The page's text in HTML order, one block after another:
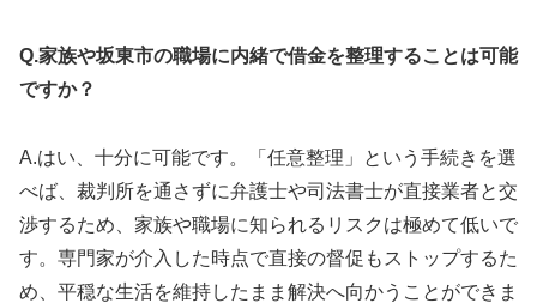
Q.家族や坂東市の職場に内緒で借金を整理することは可能
ですか？
A.はい、十分に可能です。「任意整理」という手続きを選
べば、裁判所を通さずに弁護士や司法書士が直接業者と交
渉するため、家族や職場に知られるリスクは極めて低いで
す。専門家が介入した時点で直接の督促もストップするた
め、平穏な生活を維持したまま解決へ向かうことができま